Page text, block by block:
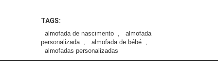
TAGS:
almofada de nascimento ,
almofada
personalizada , almofada de bébé ,
almofadas personalizadas